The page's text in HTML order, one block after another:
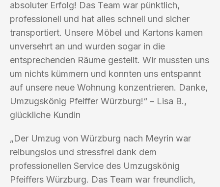
absoluter Erfolg! Das Team war pünktlich,
professionell und hat alles schnell und sicher
transportiert. Unsere Möbel und Kartons kamen
unversehrt an und wurden sogar in die
entsprechenden Räume gestellt. Wir mussten uns
um nichts kümmern und konnten uns entspannt
auf unsere neue Wohnung konzentrieren. Danke,
Umzugskönig Pfeiffer Würzburg!“ – Lisa B.,
glückliche Kundin
„Der Umzug von Würzburg nach Meyrin war
reibungslos und stressfrei dank dem
professionellen Service des Umzugskönig
Pfeiffers Würzburg. Das Team war freundlich,